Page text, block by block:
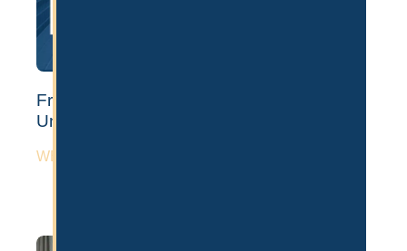
Freezone vs Mainland Firma in Dubai –
Unterschiede & Kosten
WEITERLESEN »